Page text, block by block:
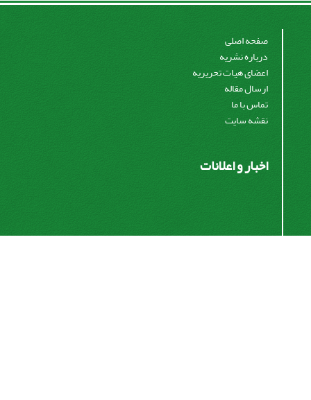
صفحه اصلی
درباره نشریه
اعضای هیات تحریریه
ارسال مقاله
تماس با ما
نقشه سایت
اخبار و اعلانات